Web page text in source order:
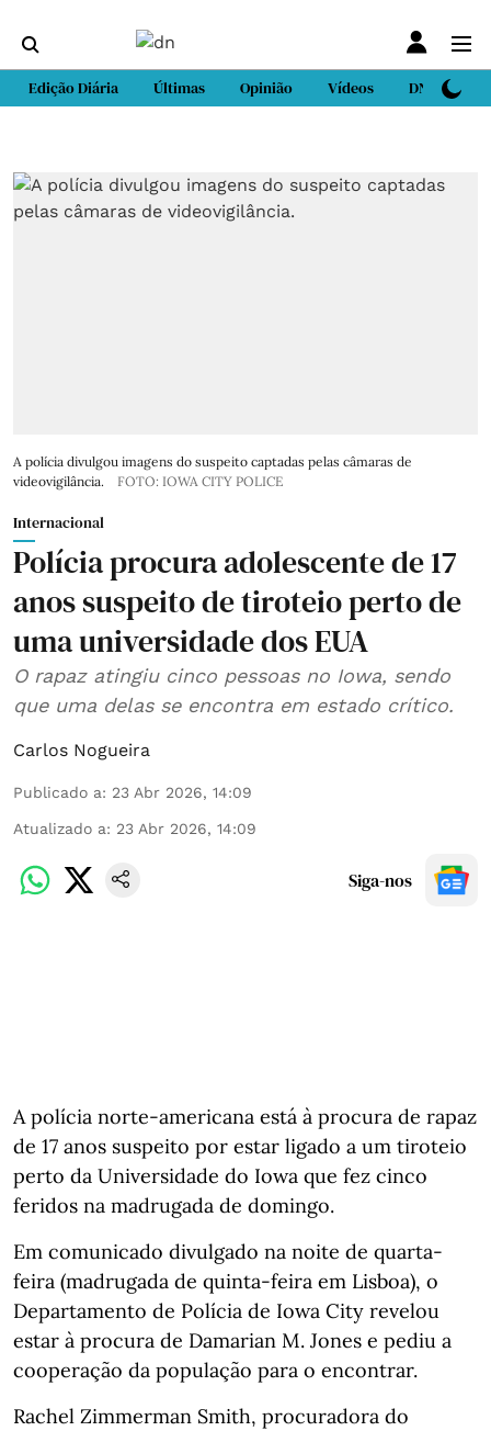
Edição Diária Últimas Opinião Vídeos DN Sport
A polícia divulgou imagens do suspeito captadas pelas câmaras de
videovigilância.
FOTO: IOWA CITY POLICE
Internacional
Polícia procura adolescente de 17
anos suspeito de tiroteio perto de
uma universidade dos EUA
O rapaz atingiu cinco pessoas no Iowa, sendo
que uma delas se encontra em estado crítico.
Carlos Nogueira
Publicado a: 23 Abr 2026, 14:09
Atualizado a: 23 Abr 2026, 14:09
Siga-nos
A polícia norte-americana está à procura de rapaz
de 17 anos suspeito por estar ligado a um tiroteio
perto da Universidade do Iowa que fez cinco
feridos na madrugada de domingo.
Em comunicado divulgado na noite de quarta-
feira (madrugada de quinta-feira em Lisboa), o
Departamento de Polícia de Iowa City revelou
estar à procura de Damarian M. Jones e pediu a
cooperação da população para o encontrar.
Rachel Zimmerman Smith, procuradora do